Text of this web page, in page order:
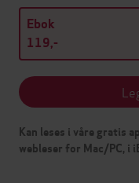
Ebok
119,-
Kan leses i våre gratis
webleser for Mac/PC, i